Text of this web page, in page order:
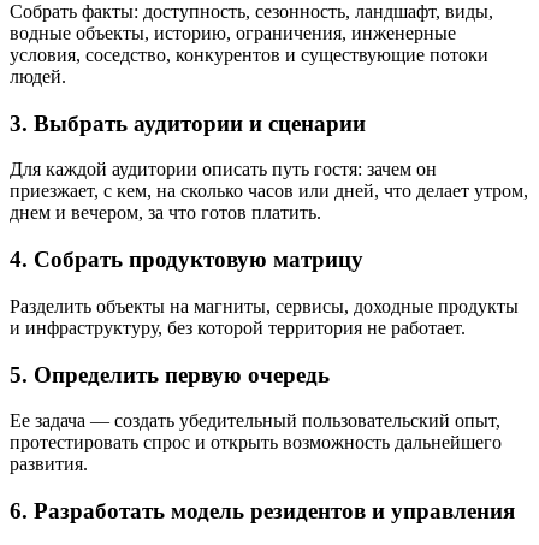
Собрать факты: доступность, сезонность, ландшафт, виды,
водные объекты, историю, ограничения, инженерные
условия, соседство, конкурентов и существующие потоки
людей.
3. Выбрать аудитории и сценарии
Для каждой аудитории описать путь гостя: зачем он
приезжает, с кем, на сколько часов или дней, что делает утром,
днем и вечером, за что готов платить.
4. Собрать продуктовую матрицу
Разделить объекты на магниты, сервисы, доходные продукты
и инфраструктуру, без которой территория не работает.
5. Определить первую очередь
Ее задача — создать убедительный пользовательский опыт,
протестировать спрос и открыть возможность дальнейшего
развития.
6. Разработать модель резидентов и управления